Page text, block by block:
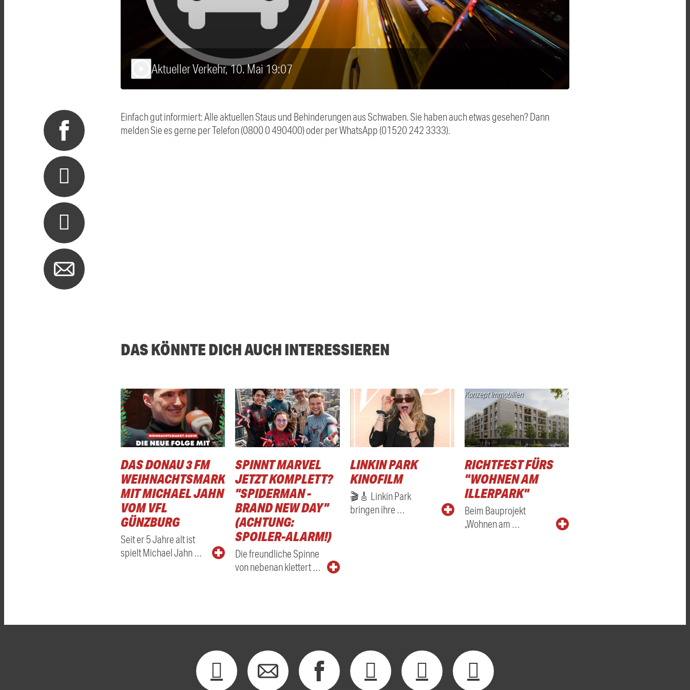
Aktueller Verkehr, 10. Mai 19:07
Einfach gut informiert: Alle aktuellen Staus und Behinderungen aus Schwaben. Sie haben auch etwas gesehen? Dann
melden Sie es gerne per Telefon (0800 0 490400) oder per WhatsApp (01520 242 3333).
DAS KÖNNTE DICH AUCH INTERESSIEREN
DAS DONAU 3 FM
WEIHNACHTSMARKTRADIO
MIT MICHAEL JAHN
VOM VFL
GÜNZBURG
Seit er 5 Jahre alt ist
spielt Michael Jahn …
SPINNT MARVEL
JETZT KOMPLETT?
"SPIDERMAN -
BRAND NEW DAY"
(ACHTUNG:
SPOILER-ALARM!)
Die freundliche Spinne
von nebenan klettert …
LINKIN PARK
KINOFILM
🎬🎸 Linkin Park
bringen ihre …
Konzept Immobilien
RICHTFEST FÜRS
"WOHNEN AM
ILLERPARK"
Beim Bauprojekt
„Wohnen am …